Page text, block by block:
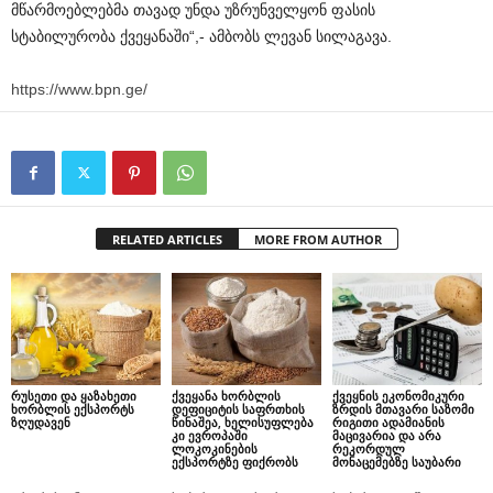
მწარმოებლებმა თავად უნდა უზრუნველყონ ფასის
სტაბილურობა ქვეყანაში“,- ამბობს ლევან სილაგავა.
https://www.bpn.ge/
RELATED ARTICLES MORE FROM AUTHOR
რუსეთი და ყაზახეთი
ხორბლის ექსპორტს
ზღუდავენ
ქვეყანა ხორბლის
დეფიციტის საფრთხის
წინაშეა, ხელისუფლება
კი ევროპაში
ლოკოკინების
ექსპორტზე ფიქრობს
ქვეყნის ეკონომიკური
ზრდის მთავარი საზომი
რიგითი ადამიანის
მაცივარია და არა
რეკორდულ
მონაცემებზე საუბარი